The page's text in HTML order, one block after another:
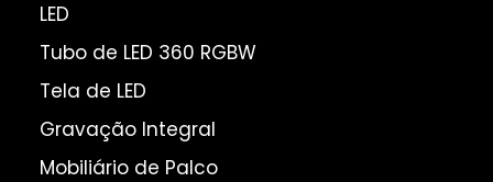
LED
Tubo de LED 360 RGBW
Tela de LED
Gravação Integral
Mobiliário de Palco